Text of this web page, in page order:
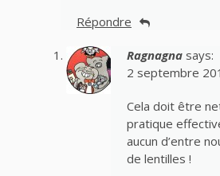
Répondre
Ragnagna says:
2 septembre
Cela doit être
pratique
aucun d’entre
de lentilles !